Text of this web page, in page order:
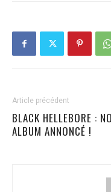
Article précédent
BLACK HELLEBORE :
ALBUM ANNONCÉ !